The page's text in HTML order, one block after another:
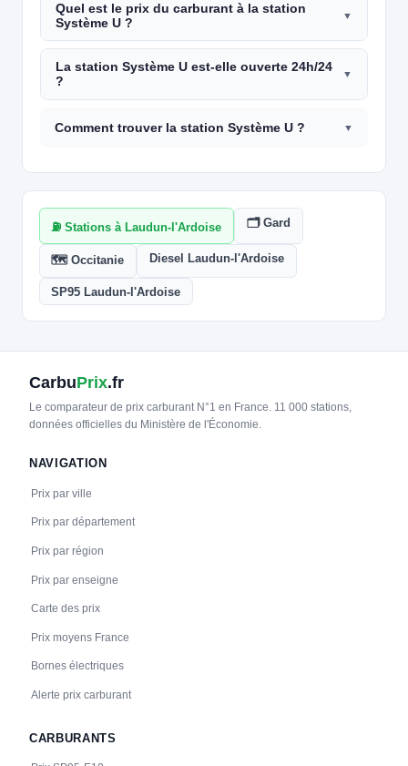
Quel est le prix du carburant à la station
Système U ?
La station Système U est-elle ouverte 24h/24
?
Comment trouver la station Système U ?
⛽ Stations à Laudun-l'Ardoise 🗂️ Gard
🗺️ Occitanie Diesel Laudun-l'Ardoise
SP95 Laudun-l'Ardoise
CarbuPrix.fr
Le comparateur de prix carburant N°1 en France. 11 000 stations,
données officielles du Ministère de l'Économie.
NAVIGATION
Prix par ville
Prix par département
Prix par région
Prix par enseigne
Carte des prix
Prix moyens France
Bornes électriques
Alerte prix carburant
CARBURANTS